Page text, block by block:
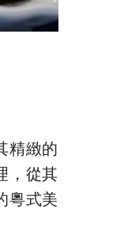
精緻的
，從其
粵式美